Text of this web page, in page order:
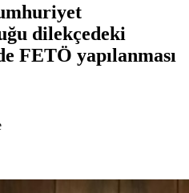
dilekçedeki
FETÖ yapılanması